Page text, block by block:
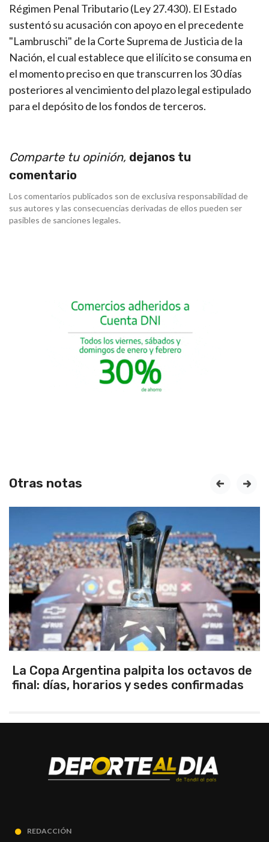
Régimen Penal Tributario (Ley 27.430). El Estado
sustentó su acusación con apoyo en el precedente
"Lambruschi" de la Corte Suprema de Justicia de la
Nación, el cual establece que el ilícito se consuma en
el momento preciso en que transcurren los 30 días
posteriores al vencimiento del plazo legal estipulado
para el depósito de los fondos de terceros.
Comparte tu opinión, dejanos tu
comentario
Los comentarios publicados son de exclusiva responsabilidad de
sus autores y las consecuencias derivadas de ellos pueden ser
pasibles de sanciones legales.
Otras notas
Copa Argentina palpita los octavos de
días, horarios y sedes confirmadas
prev next
REDACCIÓN